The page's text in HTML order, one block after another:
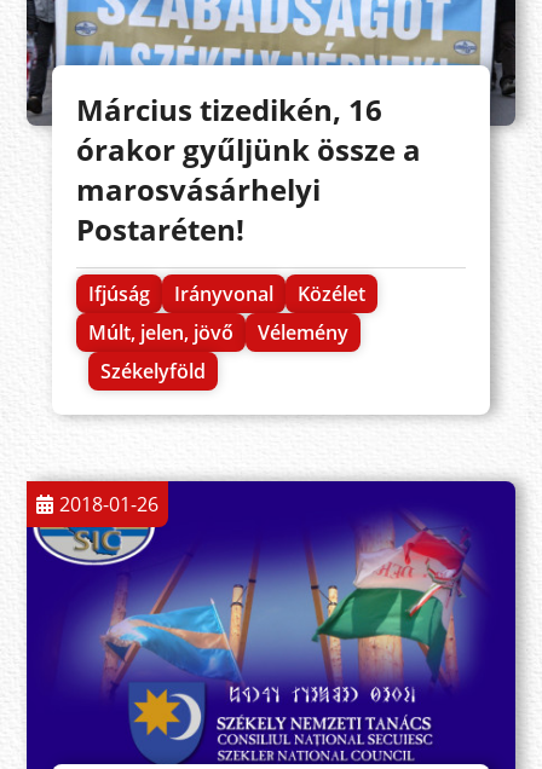
Március tizedikén, 16
órakor gyűljünk össze a
marosvásárhelyi
Postaréten!
Ifjúság Irányvonal
Közélet
Múlt, jelen, jövő
Vélemény
Székelyföld
2018-01-26